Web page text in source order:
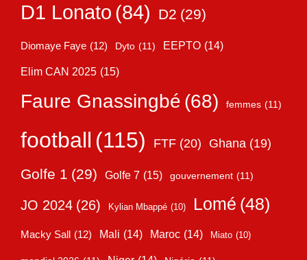
D1 Lonato (84) D2 (29)
Diomaye Faye (12) Dyto (11) EEPTO (14)
Elim CAN 2025 (15)
Faure Gnassingbé (68) femmes (11)
football (115) FTF (20) Ghana (19)
Golfe 1 (29) Golfe 7 (15) gouvernement (11)
JO 2024 (26) Kylian Mbappé (10) Lomé (48)
Macky Sall (12) Mali (14) Maroc (14) Miato (10)